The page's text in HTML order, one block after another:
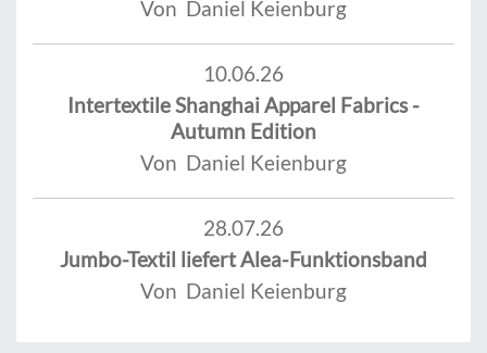
Von Daniel Keienburg
10.06.26
Intertextile Shanghai Apparel Fabrics -
Autumn Edition
Von Daniel Keienburg
28.07.26
Jumbo-Textil liefert Alea-Funktionsband
Von Daniel Keienburg